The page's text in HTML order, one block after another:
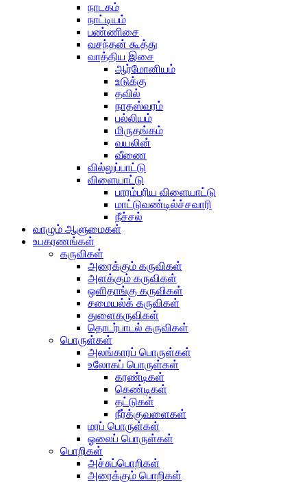
நாடகம்
நாட்டியம்
பண்ணிசை
வசந்தன் கூத்து
வாத்திய இசை
ஆர்மோனியம்
உடுக்கு
தவில்
நாதஸ்வரம்
பல்லியம்
மிருதங்கம்
வயலின்
வீணை
வில்லுப்பாட்டு
விளையாட்டு
பாரம்பரிய விளையாட்டு
மாட்டுவண்டில்ச்சவாரி
நீச்சல்
வாழும் ஆளுமைகள்
உபகரணங்கள்
கருவிகள்
அரைக்கும் கருவிகள்
அளக்கும் கருவிகள்
ஒளிதாங்கு கருவிகள்
சமையல்க் கருவிகள்
துளைகருவிகள்
தொடர்பாடல் கருவிகள்
பொருள்கள்
அலங்காரப் பொருள்கள்
உலோகப் பொருள்கள்
கரண்டிகள்
கெண்டிகள்
தட்டுகள்
நீர்க்குவளைகள்
மரப் பொருள்கள்
ஓலைப் பொருள்கள்
பொறிகள்
அச்சுப்பொறிகள்
அரைக்கும் பொறிகள்